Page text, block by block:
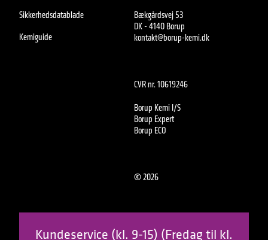
Sikkerhedsdatablade
Kemiguide
Bækgårdsvej 53
DK - 4140 Borup
kontakt@borup-kemi.dk
CVR nr. 10619246
Borup Kemi I/S
Borup Expert
Borup ECO
©2026
Kundeservice (kl. 9-15) (Fredag til kl.